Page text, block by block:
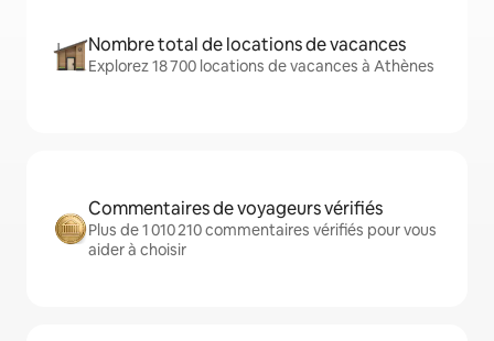
Nombre total de locations de vacances
Explorez 18 700 locations de vacances à Athènes
Commentaires de voyageurs vérifiés
Plus de 1 010 210 commentaires vérifiés pour vous
aider à choisir